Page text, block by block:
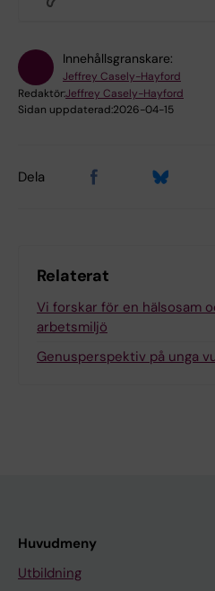
Innehållsgranskare:
Jeffrey Casely-Hayford
Redaktör:Jeffrey Casely-Hayford
Sidan uppdaterad:2026-04-15
Dela
Relaterat
Vi forskar för en hälsosam
arbetsmiljö
Genusperspektiv på unga
Huvudmeny
Utbildning